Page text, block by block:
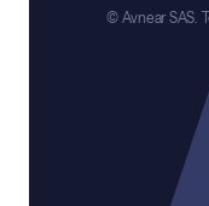
© Avnear SAS.